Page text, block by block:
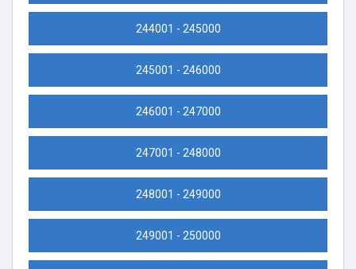
244001 - 245000
245001 - 246000
246001 - 247000
247001 - 248000
248001 - 249000
249001 - 250000